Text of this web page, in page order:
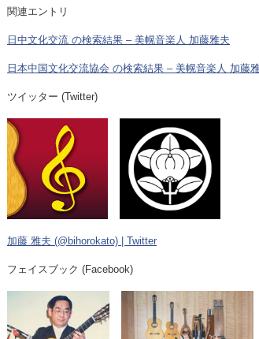
関連エントリ
日中文化交流 の検索結果 – 美幌音楽人 加藤雅夫
日本中国文化交流協会 の検索結果 – 美幌音楽人 加藤
ツイッター (Twitter)
加藤 雅夫 (@bihorokato) | Twitter
フェイスブック (Facebook)